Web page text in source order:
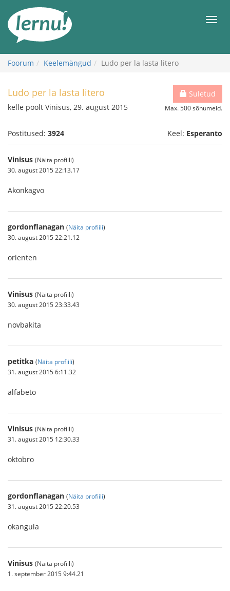
juurde
Foorum Keelemängud Ludo per la lasta litero
Suletud
Max. 500 sõnumeid.
Ludo per la lasta litero
kelle poolt Vinisus, 29. august 2015
Postitused: 3924 Keel: Esperanto
Vinisus (Näita profiili)
30. august 2015 22:13.17
Akonkagvo
gordonflanagan (Näita profiili)
30. august 2015 22:21.12
orienten
Vinisus (Näita profiili)
30. august 2015 23:33.43
novbakita
petitka (Näita profiili)
31. august 2015 6:11.32
alfabeto
Vinisus (Näita profiili)
31. august 2015 12:30.33
oktobro
gordonflanagan (Näita profiili)
31. august 2015 22:20.53
okangula
Vinisus (Näita profiili)
1. september 2015 9:44.21